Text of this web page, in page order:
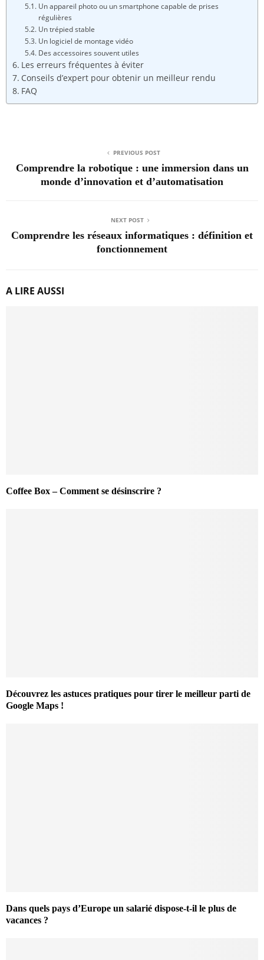
Un appareil photo ou un smartphone capable de prises
régulières
Un trépied stable
Un logiciel de montage vidéo
Des accessoires souvent utiles
Les erreurs fréquentes à éviter
Conseils d’expert pour obtenir un meilleur rendu
FAQ
PREVIOUS POST
Comprendre la robotique : une immersion dans un
monde d’innovation et d’automatisation
NEXT POST
Comprendre les réseaux informatiques : définition et
fonctionnement
A LIRE AUSSI
Coffee Box – Comment se désinscrire ?
Découvrez les astuces pratiques pour tirer le meilleur parti de
Google Maps !
Dans quels pays d’Europe un salarié dispose-t-il le plus de
vacances ?